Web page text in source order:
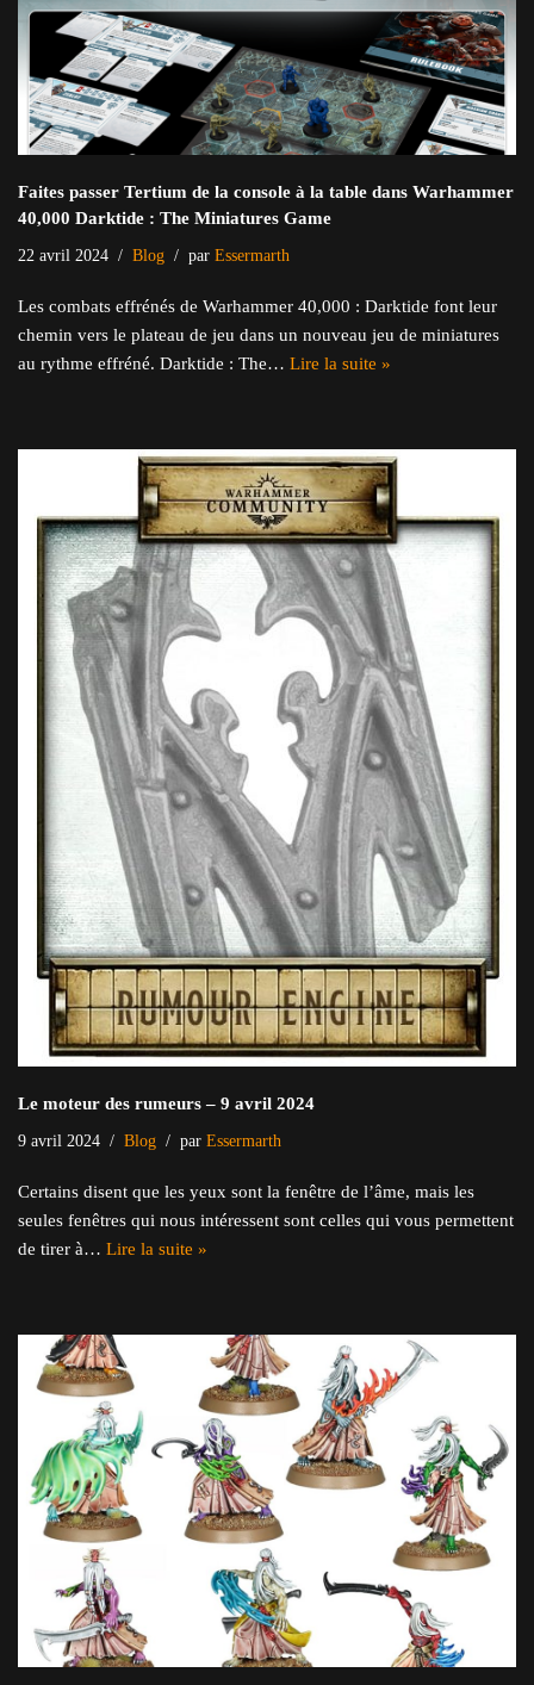
Faites passer Tertium de la console à la table dans Warhammer
40,000 Darktide : The Miniatures Game
22 avril 2024 Blog par Essermarth
Les combats effrénés de Warhammer 40,000 : Darktide font leur
chemin vers le plateau de jeu dans un nouveau jeu de miniatures
au rythme effréné. Darktide : The… Lire la suite »
Le moteur des rumeurs – 9 avril 2024
9 avril 2024 Blog par Essermarth
Certains disent que les yeux sont la fenêtre de l’âme, mais les
seules fenêtres qui nous intéressent sont celles qui vous permettent
de tirer à… Lire la suite »